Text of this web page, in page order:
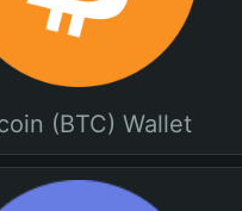
(BTC) Wallet